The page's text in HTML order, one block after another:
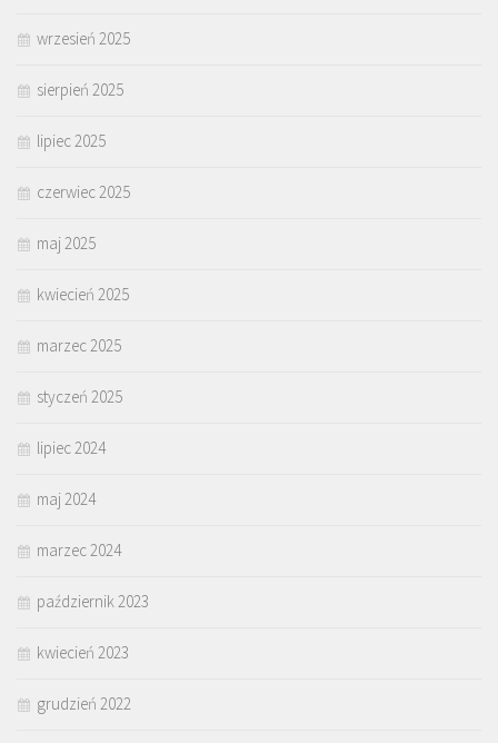
wrzesień 2025
sierpień 2025
lipiec 2025
czerwiec 2025
maj 2025
kwiecień 2025
marzec 2025
styczeń 2025
lipiec 2024
maj 2024
marzec 2024
październik 2023
kwiecień 2023
grudzień 2022